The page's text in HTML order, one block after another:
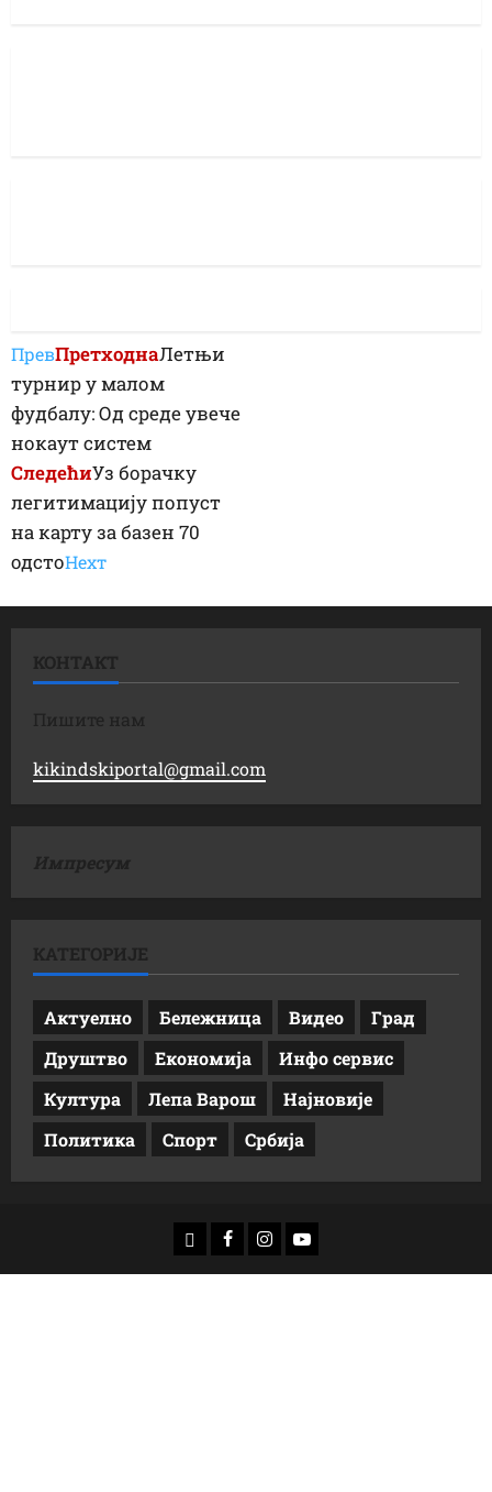
ПревПретходнаЛетњи
турнир у малом
фудбалу: Од среде увече
нокаут систем
СледећиУз борачку
легитимацију попуст
на карту за базен 70
одстоНеxт
КОНТАКТ
Пишите нам
kikindskiportal@gmail.com
Импресум
КАТЕГОРИЈЕ
Актуелно Бележница Видео
Град
Друштво
Економија
Инфо сервис
Култура
Лепа Варош
Најновије
Политика
Спорт Србија
доwнлоад
Фацебоок
Инстаграм
Yоутубе